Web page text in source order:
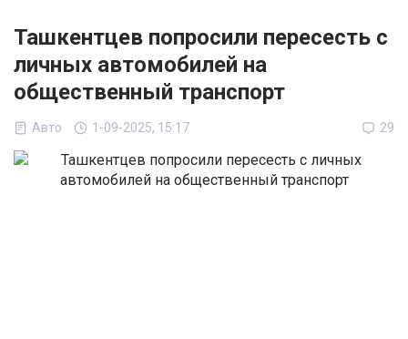
Ташкентцев попросили пересесть с
личных автомобилей на
общественный транспорт
Авто 1-09-2025, 15:17 29